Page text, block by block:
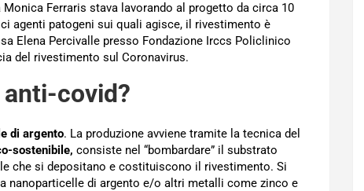
Ferraris stava lavorando al progetto da circa 10
agenti patogeni sui quali agisce, il rivestimento è
Elena Percivalle presso Fondazione Irccs Policlinico
del rivestimento sul Coronavirus.
covid?
di argento. La produzione avviene tramite la tecnica del
sostenibile, consiste nel “bombardare” il substrato
che si depositano e costituiscono il rivestimento. Si
nanoparticelle di argento e/o altri metalli come zinco e